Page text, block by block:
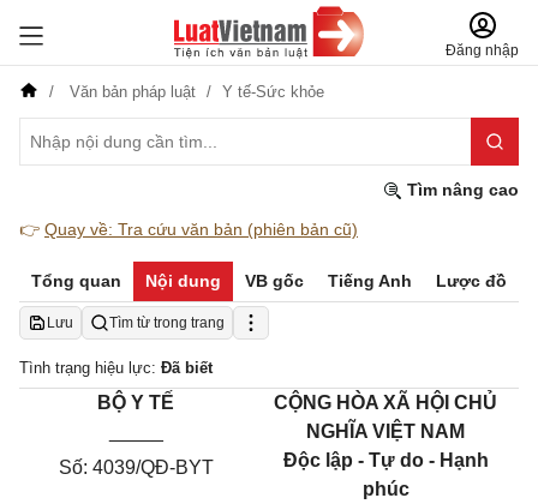
Đăng nhập
Văn bản pháp luật Y tế-Sức khỏe
Tìm nâng cao
👉 Quay về: Tra cứu văn bản (phiên bản cũ)
Tổng quan Nội dung VB gốc Tiếng Anh Lược đồ
Lưu Tìm từ trong trang
Tình trạng hiệu lực: Đã biết
BỘ Y TẾ
Số: 4039/QĐ-BYT
CỘNG HÒA XÃ HỘI CHỦ
NGHĨA VIỆT NAM
Độc lập - Tự do - Hạnh
phúc